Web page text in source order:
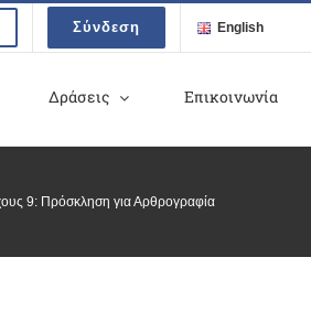
Σύνδεση English
Δράσεις Επικοινωνία
9: Πρόσκληση για Αρθρογραφία